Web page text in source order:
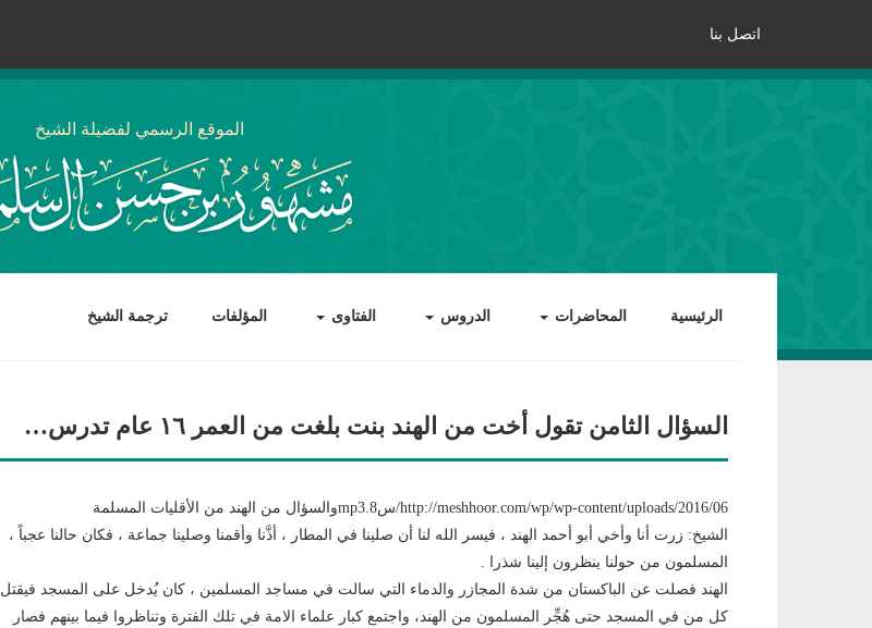
اتصل بنا
الموقع الرسمي لفضيلة الشيخ
الرئيسية المحاضرات الدروس الفتاوى المؤلفات ترجمة الشيخ
السؤال الثامن تقول أخت من الهند بنت بلغت من العمر ١٦ عام تدرس…
http://meshhoor.com/wp/wp-content/uploads/2016/06/س8.mp3والسؤال من الهند من الأقليات المسلمة
الشيخ: زرت أنا وأخي أبو أحمد الهند ، فيسر الله لنا أن صلينا في المطار ، أذَّنا وأقمنا وصلينا جماعة ، فكان حالنا عجباً ،
المسلمون من حولنا ينظرون إلينا شذرا .
الهند فصلت عن الباكستان من شدة المجازر والدماء التي سالت في مساجد المسلمين ، كان يُدخل على المسجد فيقتل
كل من في المسجد حتى هُجِّر المسلمون من الهند، واجتمع كبار علماء الامة في تلك الفترة وتناظروا فيما بينهم فصار